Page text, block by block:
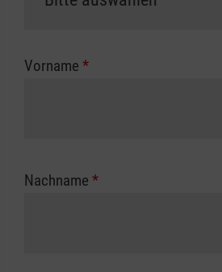
Die notwendigen
zuständigen
Vorname *
Nachname *